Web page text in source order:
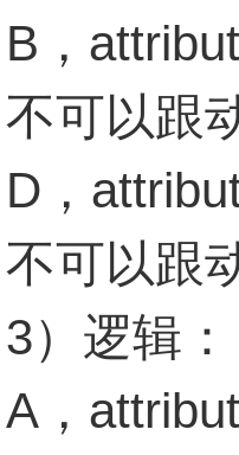
B，
不可以跟
D，
不可以跟
3）逻辑
A，